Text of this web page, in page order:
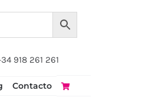
918 261 261
Contacto